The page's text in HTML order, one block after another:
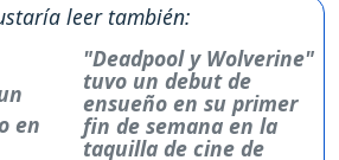
leer también:
"Deadpool y Wolverine"
tuvo un debut de
ensueño en su primer
fin de semana en la
taquilla de cine de